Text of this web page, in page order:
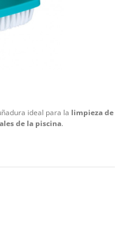
ideal para la limpieza de
de la piscina.